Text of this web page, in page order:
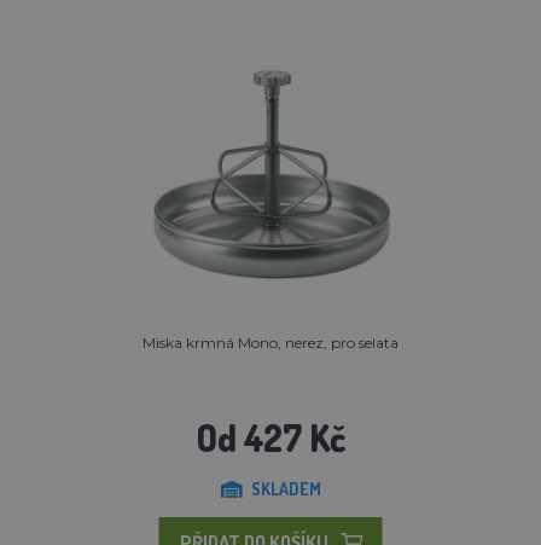
Miska krmná Mono, nerez, pro selata
Od 427 Kč
SKLADEM